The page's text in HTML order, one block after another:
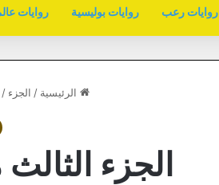
روايات رعب روايات بوليسية روايات
الرئيسية / الجزء /
الجزء